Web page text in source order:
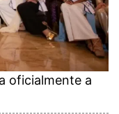
oficialmente a